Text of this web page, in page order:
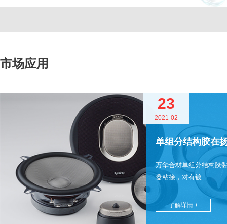
市场应用
23
2021-02
单组分结构胶在
万华合材单组分结构胶
器粘接，对有镀...
了解详情 +